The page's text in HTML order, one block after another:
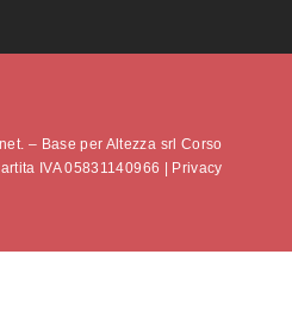
– Base per Altezza srl Corso
IVA 05831140966 |
Privacy